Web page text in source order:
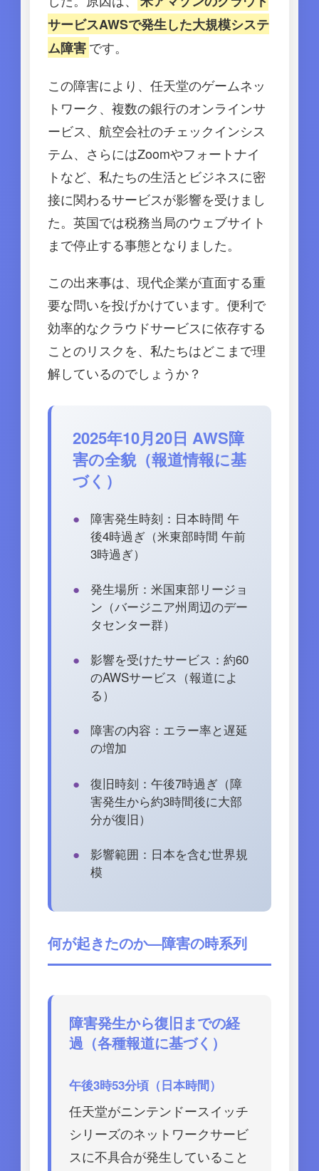
サービスAWSで発生した大規模システ
ム障害 です。
この障害により、任天堂のゲームネッ
トワーク、複数の銀行のオンラインサ
ービス、航空会社のチェックインシス
テム、さらにはZoomやフォートナイ
トなど、私たちの生活とビジネスに密
接に関わるサービスが影響を受けまし
た。英国では税務当局のウェブサイト
まで停止する事態となりました。
この出来事は、現代企業が直面する重
要な問いを投げかけています。便利で
効率的なクラウドサービスに依存する
ことのリスクを、私たちはどこまで理
解しているのでしょうか？
2025年10月20日 AWS障
害の全貌（報道情報に基
づく）
障害発生時刻：日本時間 午
後4時過ぎ（米東部時間 午前
3時過ぎ）
発生場所：米国東部リージョ
ン（バージニア州周辺のデー
タセンター群）
影響を受けたサービス：約60
のAWSサービス（報道によ
る）
障害の内容：エラー率と遅延
の増加
復旧時刻：午後7時過ぎ（障
害発生から約3時間後に大部
分が復旧）
影響範囲：日本を含む世界規
模
何が起きたのか—障害の時系列
障害発生から復旧までの経
過（各種報道に基づく）
午後3時53分頃（日本時間）
任天堂がニンテンドースイッチ
シリーズのネットワークサービ
スに不具合が発生していること